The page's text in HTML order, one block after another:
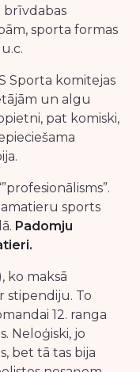
brīvdabas
sporta formas
Sporta komitejas
un algu
pat komiski,
sports
Padomju
ko maksā
stipendiju. To
12. ranga
Neloģiski, jo
bet tā tas bija